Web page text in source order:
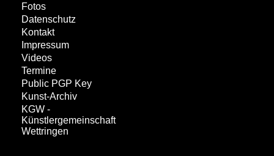
Fotos
Datenschutz
Kontakt
Impressum
Videos
Termine
Public PGP Key
Kunst-Archiv
KGW -
Künstlergemeinschaft
Wettringen